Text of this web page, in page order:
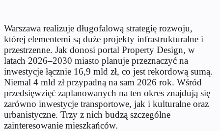
Warszawa realizuje długofalową strategię rozwoju,
której elementemi są duże projekty infrastrukturalne i
przestrzenne. Jak donosi portal Property Design, w
latach 2026–2030 miasto planuje przeznaczyć na
inwestycje łącznie 16,9 mld zł, co jest rekordową sumą.
Niemal 4 mld zł przypadną na sam 2026 rok. Wśród
przedsięwzięć zaplanowanych na ten okres znajdują się
zarówno inwestycje transportowe, jak i kulturalne oraz
urbanistyczne. Trzy z nich budzą szczególne
zainteresowanie mieszkańców.